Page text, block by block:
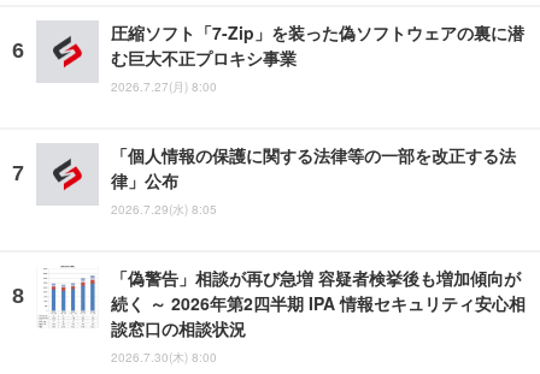
圧縮ソフト「7-Zip」を装った偽ソフトウェアの裏に潜
む巨大不正プロキシ事業
2026.7.27(月) 8:00
「個人情報の保護に関する法律等の一部を改正する法
律」公布
2026.7.29(水) 8:05
「偽警告」相談が再び急増 容疑者検挙後も増加傾向が
続く ～ 2026年第2四半期 IPA 情報セキュリティ安心相
談窓口の相談状況
2026.7.30(木) 8:00